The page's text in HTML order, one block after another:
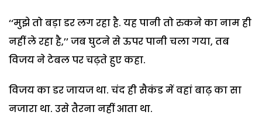
‘‘मुझे तो बड़ा डर लग रहा है. यह पानी तो रुकने का नाम ही
नहीं ले रहा है,’’ जब घुटने से ऊपर पानी चला गया, तब
विजय ने टेबल पर चढ़ते हुए कहा.
विजय का डर जायज था. चंद ही सैकंड में वहां बाढ़ का सा
नजारा था. उसे तैरना नहीं आता था.